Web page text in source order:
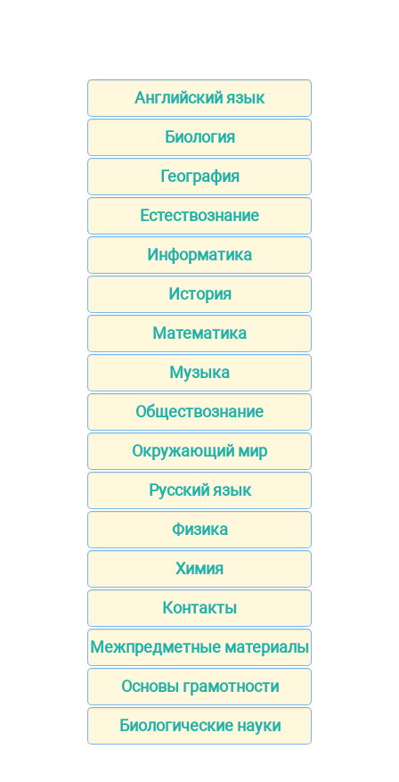
Английский язык
Биология
География
Естествознание
Информатика
История
Математика
Музыка
Обществознание
Окружающий мир
Русский язык
Физика
Химия
Контакты
Межпредметные материалы
Основы грамотности
Биологические науки